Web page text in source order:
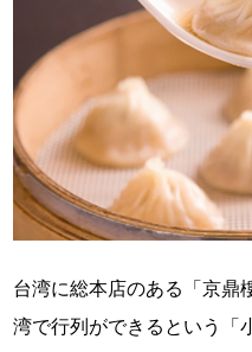
台湾に総本店のある「京鼎
湾で行列ができるという「